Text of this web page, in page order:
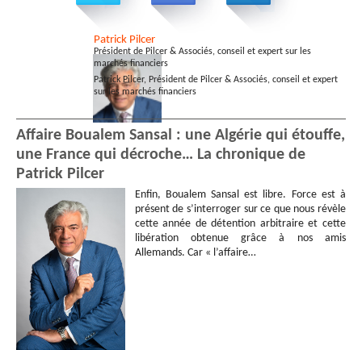
Patrick Pilcer
Président de Pilcer & Associés, conseil et expert sur les
marchés financiers
Patrick Pilcer, Président de Pilcer & Associés, conseil et expert
sur les marchés financiers
Affaire Boualem Sansal : une Algérie qui étouffe,
une France qui décroche… La chronique de
Patrick Pilcer
Enfin, Boualem Sansal est libre. Force est à
présent de s’interroger sur ce que nous révèle
cette année de détention arbitraire et cette
libération obtenue grâce à nos amis
Allemands. Car « l’affaire…